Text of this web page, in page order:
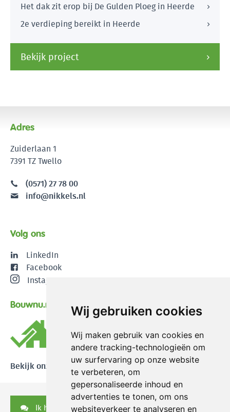
Wij gebruiken cookies
Wij maken gebruik van cookies en
andere tracking-technologieën om
uw surfervaring op onze website
te verbeteren, om
gepersonaliseerde inhoud en
advertenties te tonen, om ons
websiteverkeer te analyseren en
Het dak zit erop bij De Gulden Ploeg in Heerde
2e verdieping bereikt in Heerde
Bekijk project
Adres
Zuiderlaan 1
7391 TZ Twello
(0571) 27 78 00
info@nikkels.nl
Volg ons
LinkedIn
Facebook
Instagram
Bouwnu.nl
Bekijk onze reviews
Ik heb een vraag